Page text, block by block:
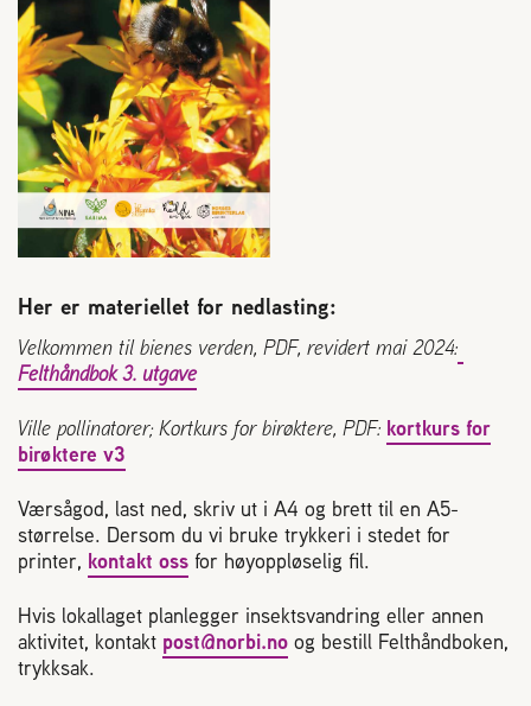
Her er materiellet for nedlasting:
Velkommen til bienes verden, PDF, revidert mai 2024:
Felthåndbok 3. utgave
Ville pollinatorer; Kortkurs for birøktere, PDF: kortkurs for
birøktere v3
Værsågod, last ned, skriv ut i A4 og brett til en A5-
størrelse. Dersom du vi bruke trykkeri i stedet for
printer, kontakt oss for høyoppløselig fil.
Hvis lokallaget planlegger insektsvandring eller annen
aktivitet, kontakt post@norbi.no og bestill Felthåndboken,
trykksak.